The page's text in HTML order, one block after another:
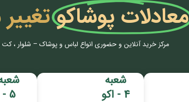
معادلات پوشاکو
مرکز خرید آنلاین و حضوری انواع لباس‌ و پوشاک – شلوار ،
شعبه
4 - اکو
5 -